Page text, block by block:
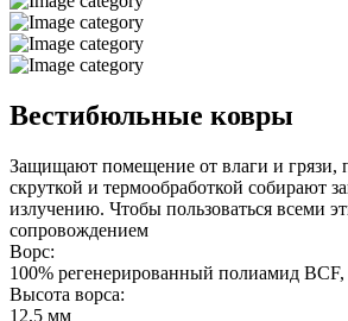
Вестибюльные ковры
Защищают помещение от влаги и грязи,
скруткой и термообработкой собирают
излучению. Чтобы пользоваться всеми
сопровождением
Ворс:
100% регенерированный полиамид
Высота ворса:
12,5 мм